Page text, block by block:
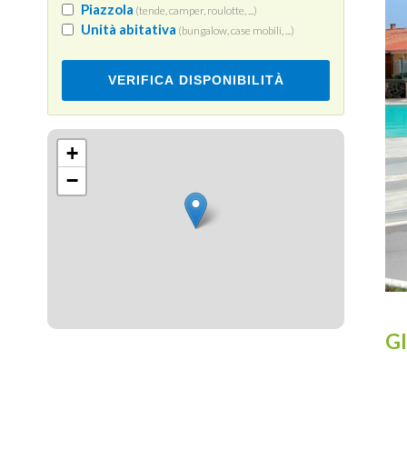
Piazzola (tende, camper, roulotte, ...)
Unità abitativa (bungalow, case mobili, ...)
VERIFICA DISPONIBILITÀ
+
−